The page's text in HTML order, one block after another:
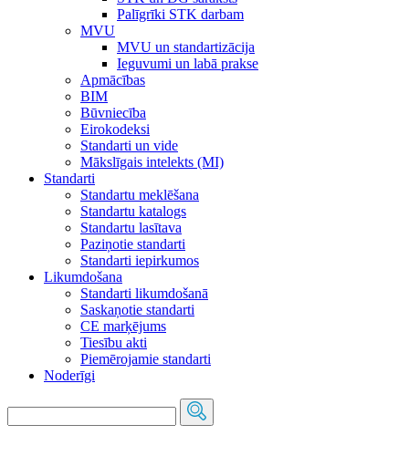
Palīgrīki STK darbam
MVU
MVU un standartizācija
Ieguvumi un labā prakse
Apmācības
BIM
Būvniecība
Eirokodeksi
Standarti un vide
Mākslīgais intelekts (MI)
Standarti
Standartu meklēšana
Standartu katalogs
Standartu lasītava
Paziņotie standarti
Standarti iepirkumos
Likumdošana
Standarti likumdošanā
Saskaņotie standarti
CE marķējums
Tiesību akti
Piemērojamie standarti
Noderīgi